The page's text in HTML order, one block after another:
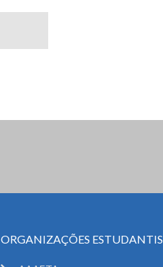
ORGANIZAÇÕES ESTUDANTIS